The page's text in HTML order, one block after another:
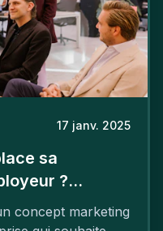
17 janv. 2025
sa
?
concept marketing